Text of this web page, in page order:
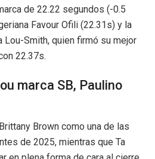
de 22.22 segundos (-0.5
Favour Ofili (22.31s) y la
Lou-Smith, quien firmó su mejor
22.37s.
marca SB, Paulino
Brown como una de las
de 2025, mientras que Ta